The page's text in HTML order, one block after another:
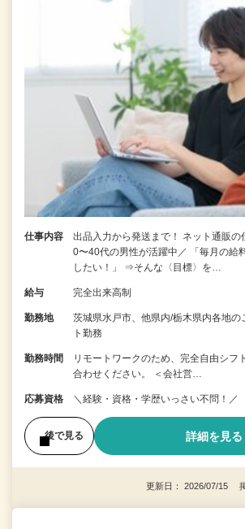
仕事内容
出品入力から発送まで！ ネット通販
0〜40代の男性が活躍中／ 「毎月の給
したい！」 ⇒そんな〈目標〉を…
給与 完全出来高制
勤務地
茨城県水戸市、他県内/栃木県内各地
ト勤務
勤務時間
リモートワークのため、完全自由シフ
合わせください。 ＜会社営…
応募資格 ＼経験・資格・学歴いっさい不問！／
後で見る 詳細を見る
更新日： 2026/07/15